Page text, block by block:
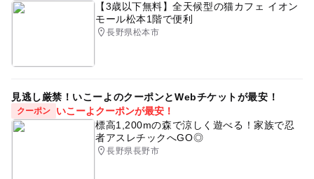
【3歳以下無料】全天候型の猫カフェ イオン
モール松本1階で便利
長野県松本市
見逃し厳禁！いこーよのクーポンとWebチケットが最安！
クーポン
いこーよクーポンが最安！
標高1,200mの森で涼しく遊べる！家族で忍
者アスレチックへGO◎
長野県長野市